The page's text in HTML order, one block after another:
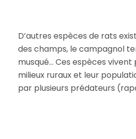
D’autres espèces de rats
des champs, le campagnol
musqué… Ces espèces
milieux ruraux et leur
par plusieurs prédateurs